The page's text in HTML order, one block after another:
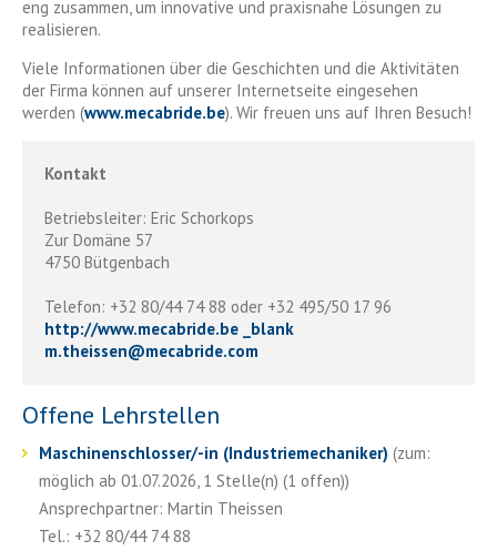
eng zusammen, um innovative und praxisnahe Lösungen zu
realisieren.
Viele Informationen über die Geschichten und die Aktivitäten
der Firma können auf unserer Internetseite eingesehen
werden (www.mecabride.be). Wir freuen uns auf Ihren Besuch!
Kontakt
Betriebsleiter: Eric Schorkops
Zur Domäne 57
4750 Bütgenbach
Telefon: +32 80/44 74 88 oder +32 495/50 17 96
http://www.mecabride.be _blank
m.theissen@mecabride.com
Offene Lehrstellen
Maschinenschlosser/-in (Industriemechaniker) (zum:
möglich ab 01.07.2026, 1 Stelle(n) (1 offen))
Ansprechpartner: Martin Theissen
Tel.: +32 80/44 74 88